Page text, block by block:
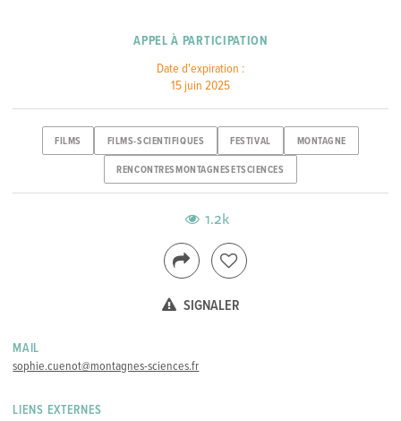
APPEL À PARTICIPATION
Date d'expiration :
15 juin 2025
FILMS FILMS-SCIENTIFIQUES FESTIVAL MONTAGNE
RENCONTRESMONTAGNESETSCIENCES
1.2k
SIGNALER
MAIL
sophie.cuenot@montagnes-sciences.fr
LIENS EXTERNES